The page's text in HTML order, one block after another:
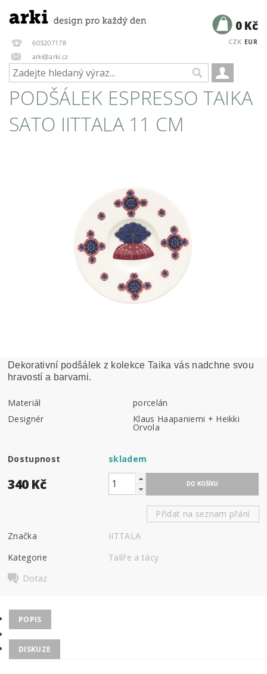
603207178
arki@arki.cz
CZK EUR
0 Kč
PODŠÁLEK ESPRESSO TAIKA
SATO IITTALA 11 CM
Dekorativní podšálek z kolekce Taika vás nadchne svou
hravostí a barvami.
Materiál
porcelán
Designér
Klaus Haapaniemi + Heikki
Orvola
Dostupnost skladem
340 Kč
Přidat na seznam přání
Značka
IITTALA
Kategorie
Talíře a tácy
Dotaz
POPIS
DISKUZE